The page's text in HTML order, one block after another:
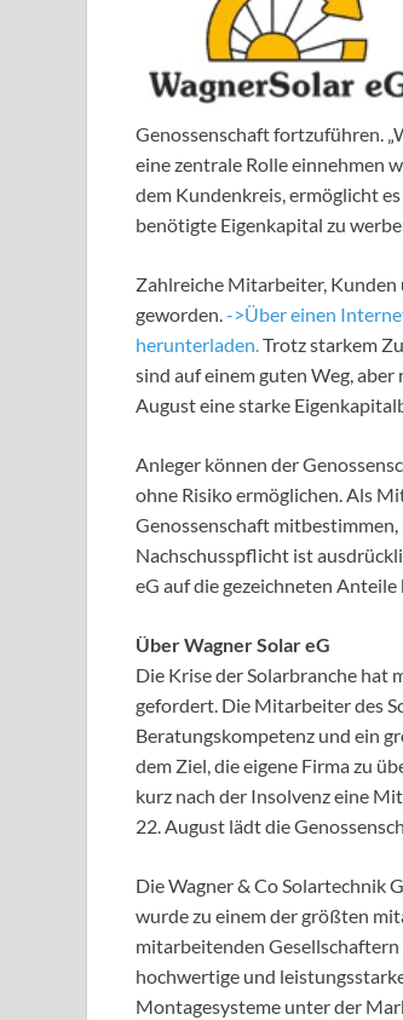
Genossenschaft fortzuführen.
eine zentrale Rolle einnehmen
dem Kundenkreis, ermöglicht
benötigte Eigenkapital zu
Zahlreiche Mitarbeiter,
geworden.->Über einen
herunterladen.Trotz starkem
sind auf einem guten Weg,
August eine starke
Anleger können der
ohne Risiko ermöglichen. Als
Genossenschaft
Nachschusspflicht ist
eG auf die gezeichneten
Über Wagner Solar eG
Die Krise der Solarbranche hat
gefordert. Die Mitarbeiter des
Beratungskompetenz und ein
dem Ziel, die eigene Firma zu
kurz nach der Insolvenz eine
22. August lädt die
Die Wagner & Co Solartechnik
wurde zu einem der größten
mitarbeitenden
hochwertige und
Montagesysteme unter der